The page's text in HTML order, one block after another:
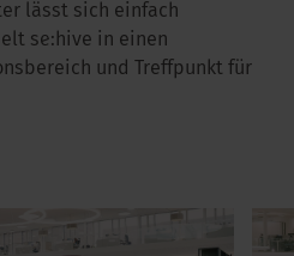
lässt sich einfach
se:hive in einen
und Treffpunkt für